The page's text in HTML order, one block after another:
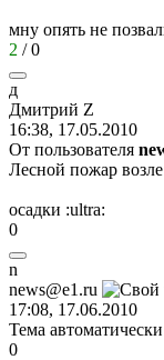
мну опять не
2 /0
д
Дмитрий Z
16:38, 17.05.2010
От пользователя
Лесной пожар
осадки :ultra:
0
n
news@e1.ru
17:08, 17.06.2010
Тема
0